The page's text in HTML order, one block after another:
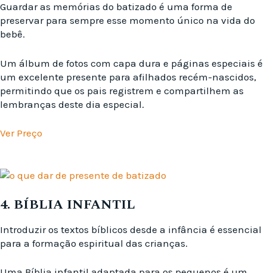
Guardar as memórias do batizado é uma forma de
preservar para sempre esse momento único na vida do
bebê.
Um álbum de fotos com capa dura e páginas especiais é
um excelente presente para afilhados recém-nascidos,
permitindo que os pais registrem e compartilhem as
lembranças deste dia especial.
Ver Preço
4. BÍBLIA INFANTIL
Introduzir os textos bíblicos desde a infância é essencial
para a formação espiritual das crianças.